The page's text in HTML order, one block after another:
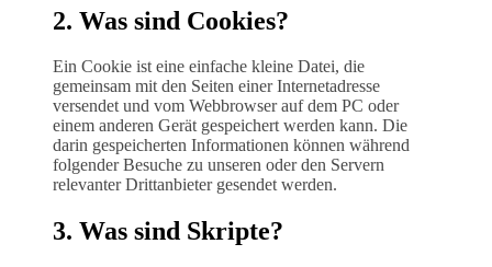
2. Was sind Cookies?
Ein Cookie ist eine einfache kleine Datei, die
gemeinsam mit den Seiten einer Internetadresse
versendet und vom Webbrowser auf dem PC oder
einem anderen Gerät gespeichert werden kann. Die
darin gespeicherten Informationen können während
folgender Besuche zu unseren oder den Servern
relevanter Drittanbieter gesendet werden.
3. Was sind Skripte?